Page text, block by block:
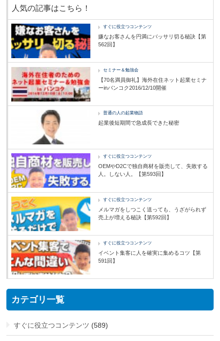
人気の記事はこちら！
すぐに役立つコンテンツ
嫌なお客さんを円満にバッサリ切る秘訣【第
562回】
セミナー＆勉強会
【70名満員御礼】海外在住ネット起業セミナ
ーinバンコク2016/12/10開催
普通の人の起業物語
起業後短期間で急成長できた秘密
すぐに役立つコンテンツ
OEMやD2Cで独自商材を販売して、失敗する
人。しない人。【第593回】
すぐに役立つコンテンツ
メルマガをしつこく送っても、うざがられず
売上が増える秘訣【第592回】
すぐに役立つコンテンツ
イベント集客に人を確実に集めるコツ【第
591回】
カテゴリ一覧
すぐに役立つコンテンツ (589)